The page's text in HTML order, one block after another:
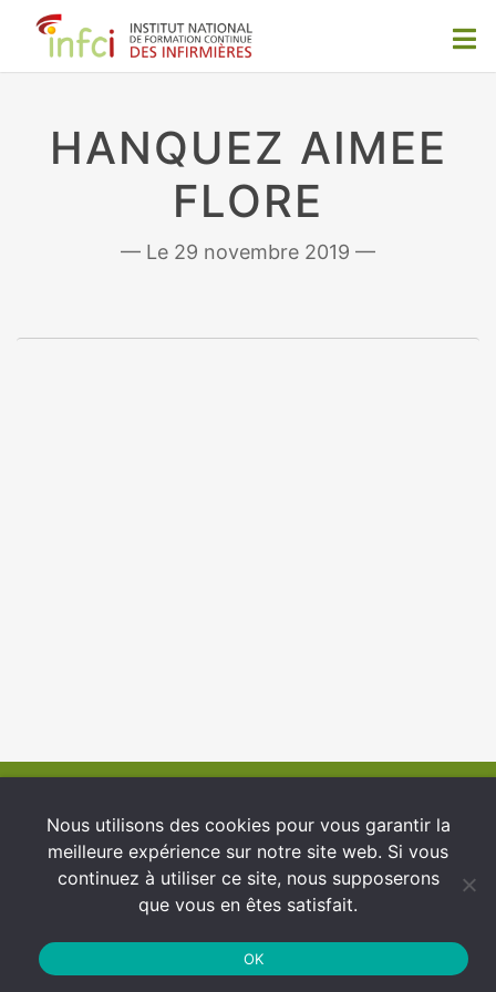
HANQUEZ AIMEE
FLORE
29 novembre 2019
Nous utilisons des cookies pour vous garantir la
meilleure expérience sur notre site web. Si vous
continuez à utiliser ce site, nous supposerons
que vous en êtes satisfait.
OK
Conditions générales d’utilisation
Protection des Données